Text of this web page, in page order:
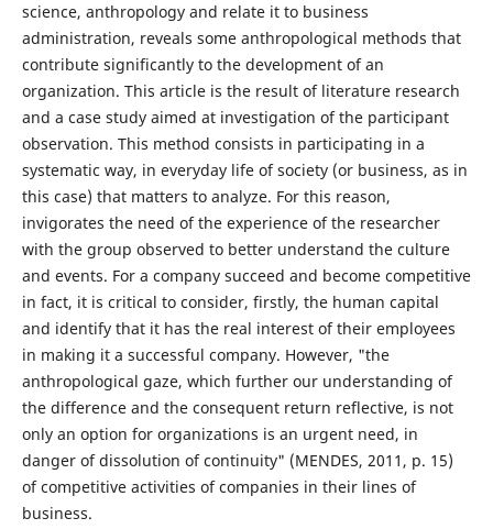
science, anthropology and relate it to business
administration, reveals some anthropological methods that
contribute significantly to the development of an
organization. This article is the result of literature research
and a case study aimed at investigation of the participant
observation. This method consists in participating in a
systematic way, in everyday life of society (or business, as in
this case) that matters to analyze. For this reason,
invigorates the need of the experience of the researcher
with the group observed to better understand the culture
and events. For a company succeed and become competitive
in fact, it is critical to consider, firstly, the human capital
and identify that it has the real interest of their employees
in making it a successful company. However, "the
anthropological gaze, which further our understanding of
the difference and the consequent return reflective, is not
only an option for organizations is an urgent need, in
danger of dissolution of continuity" (MENDES, 2011, p. 15)
of competitive activities of companies in their lines of
business.